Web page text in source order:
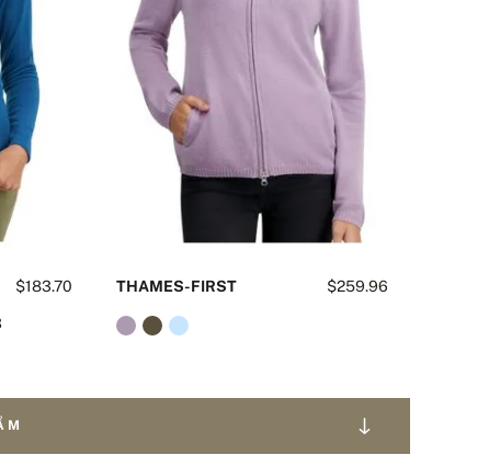
$183.70 $259.96
THAMES-FIRST